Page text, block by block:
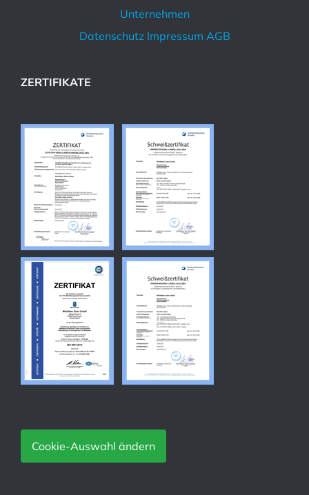
Unternehmen
Datenschutz Impressum AGB
ZERTIFIKATE
Cookie-Auswahl ändern